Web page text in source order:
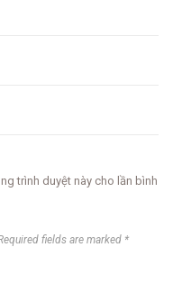
trình duyệt này cho lần bình
fields are marked *